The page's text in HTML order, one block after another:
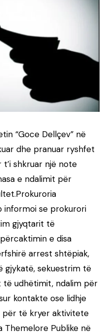
“Goce Dellçev” në
dhe pranuar ryshfet
shkruar një note
e ndalimit për
informoi se prokurori
gjyqtarit të
e disa
arrest shtëpiak,
gjykatë, sekuestrim të
udhëtimit, ndalim për
kontakte ose lidhje
për të kryer aktivitete
Themelore Publike në